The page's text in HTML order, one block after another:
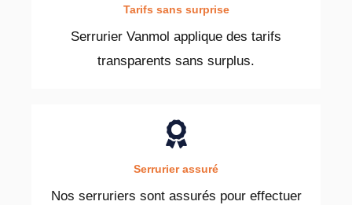
Tarifs sans surprise
Serrurier Vanmol applique des tarifs
transparents sans surplus.
Serrurier assuré
Nos serruriers sont assurés pour effectuer